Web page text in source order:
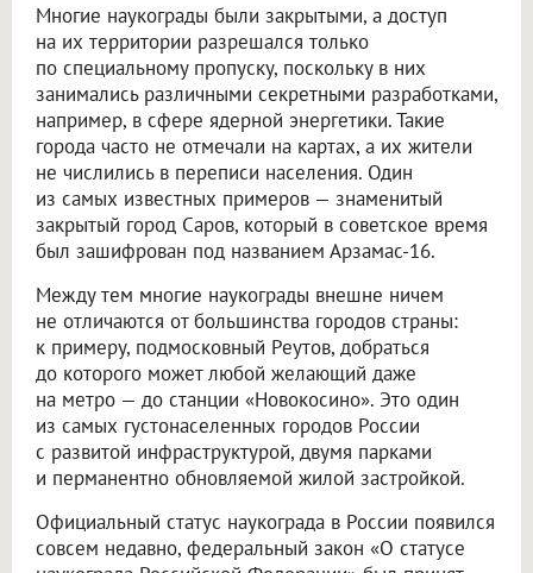
Многие наукограды были закрытыми, а доступ
на их территории разрешался только
по специальному пропуску, поскольку в них
занимались различными секретными разработками,
например, в сфере ядерной энергетики. Такие
города часто не отмечали на картах, а их жители
не числились в переписи населения. Один
из самых известных примеров — знаменитый
закрытый город Саров, который в советское время
был зашифрован под названием Арзамас-16.
Между тем многие наукограды внешне ничем
не отличаются от большинства городов страны:
к примеру, подмосковный Реутов, добраться
до которого может любой желающий даже
на метро — до станции «Новокосино». Это один
из самых густонаселенных городов России
с развитой инфраструктурой, двумя парками
и перманентно обновляемой жилой застройкой.
Официальный статус наукограда в России появился
совсем недавно, федеральный закон «О статусе